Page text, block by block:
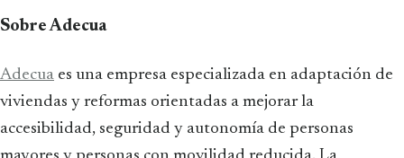
Sobre Adecua
Adecua es una empresa especializada en adaptación de
viviendas y reformas orientadas a mejorar la
accesibilidad, seguridad y autonomía de personas